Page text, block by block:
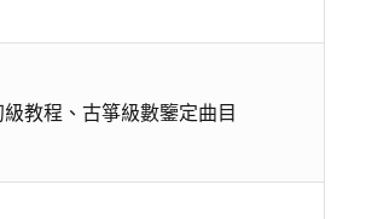
教程、古箏級數鑒定曲目